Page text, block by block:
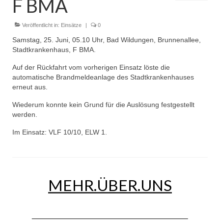
Dienstplan
Einsätze
Einsatzstichworte
Jugendfeuerwehr
Infos
Dienstplan
Kinderfeuerwehr
F BMA
Veröffentlicht in: Einsätze | 0
Samstag, 25. Juni, 05.10 Uhr, Bad Wildungen, Brunnenallee,
Stadtkrankenhaus, F BMA.
Auf der Rückfahrt vom vorherigen Einsatz löste die
automatische Brandmeldeanlage des Stadtkrankenhauses
erneut aus.
Wiederum konnte kein Grund für die Auslösung festgestellt
werden.
Im Einsatz: VLF 10/10, ELW 1.
MEHR.ÜBER.UNS